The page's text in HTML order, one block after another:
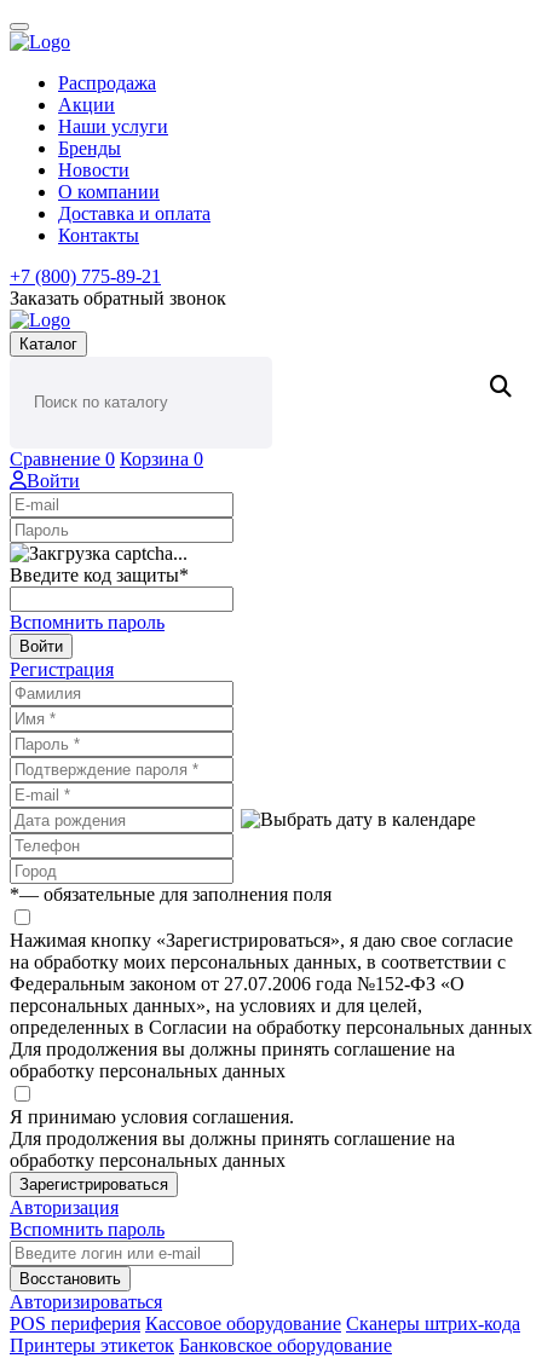
Распродажа
Акции
Наши услуги
Бренды
Новости
О компании
Доставка и оплата
Контакты
+7 (800) 775-89-21
Заказать обратный звонок
Каталог
Сравнение 0 Корзина 0
Войти
Введите код защиты*
Вспомнить пароль
Войти
Регистрация
*— обязательные для заполнения поля
Нажимая кнопку «Зарегистрироваться», я даю свое согласие
на обработку моих персональных данных, в соответствии с
Федеральным законом от 27.07.2006 года №152-ФЗ «О
персональных данных», на условиях и для целей,
определенных в Согласии на обработку персональных данных
Для продолжения вы должны принять соглашение на
обработку персональных данных
Я принимаю условия соглашения.
Для продолжения вы должны принять соглашение на
обработку персональных данных
Зарегистрироваться
Авторизация
Вспомнить пароль
Восстановить
Авторизироваться
POS периферия Кассовое оборудование Сканеры штрих-кода
Принтеры этикеток Банковское оборудование